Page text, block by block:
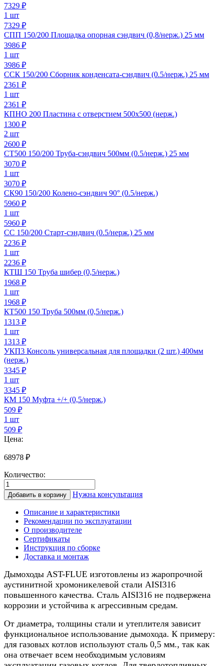
7329 ₽
1 шт
7329 ₽
СПП 150/200 Площадка опорная сэндвич (0,8/нерж.) 25 мм
3986 ₽
1 шт
3986 ₽
ССК 150/200 Сборник конденсата-сэндвич (0.5/нерж.) 25 мм
2361 ₽
1 шт
2361 ₽
КПНО 200 Пластина с отверстием 500х500 (нерж.)
1300 ₽
2 шт
2600 ₽
СТ500 150/200 Труба-сэндвич 500мм (0.5/нерж.) 25 мм
3070 ₽
1 шт
3070 ₽
СК90 150/200 Колено-сэндвич 90° (0.5/нерж.)
5960 ₽
1 шт
5960 ₽
СС 150/200 Старт-сэндвич (0.5/нерж.) 25 мм
2236 ₽
1 шт
2236 ₽
КТШ 150 Труба шибер (0,5/нерж.)
1968 ₽
1 шт
1968 ₽
КТ500 150 Труба 500мм (0,5/нерж.)
1313 ₽
1 шт
1313 ₽
УКП3 Консоль универсальная для площадки (2 шт.) 400мм
(нерж.)
3345 ₽
1 шт
3345 ₽
КМ 150 Муфта +/+ (0,5/нерж.)
509 ₽
1 шт
509 ₽
Цена:
68978 ₽
Количество:
Количество
товара
Дымоход
котла
нерж.,
150/200мм,
Добавить в корзину Нужна консультация
Описание и характеристики
Рекомендации по эксплуатации
О производителе
Сертификаты
Инструкция по сборке
Доставка и монтаж
Дымоходы AST-FLUE изготовлены из жаропрочной
аустинитной хромоникелевой стали AISI316
повышенного качества. Сталь AISI316 не подвержена
коррозии и устойчива к агрессивным средам.
От диаметра, толщины стали и утеплителя зависит
функциональное использование дымохода. К примеру:
для газовых котлов используют сталь 0,5 мм., так как
она отвечает всем необходимым условиям